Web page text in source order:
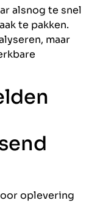
alsnog te snel
te pakken.
maar
oplevering